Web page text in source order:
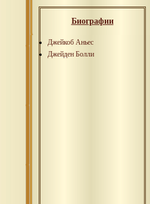
Биографии
Джейкоб Аньес
Джейден Болли